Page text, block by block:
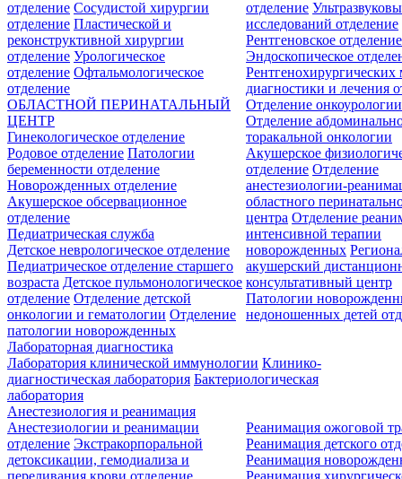
отделение Сосудистой хирургии
отделение Пластической и
реконструктивной хирургии
отделение Урологическое
отделение Офтальмологическое
отделение
отделение
исследований отделение
Рентгеновское отделение
Эндоскопическое
Рентгенохирургических
диагностики и лечения
Отделение онкоурологии
Отделение
торакальной онкологии
ОБЛАСТНОЙ ПЕРИНАТАЛЬНЫЙ
ЦЕНТР
Гинекологическое отделение
Родовое отделение Патологии
беременности отделение
Новорожденных отделение
Акушерское обсервационное
отделение
Акушерское
отделение Отделение
анестезиологии-
областного
центра Отделение
интенсивной терапии
новорожденных
акушерский
консультативный центр
Патологии
недоношенных детей
Педиатрическая служба
Детское неврологическое отделение
Педиатрическое отделение старшего
возраста Детское пульмонологическое
отделение Отделение детской
онкологии и гематологии Отделение
патологии новорожденных
Лабораторная диагностика
Лаборатория клинической иммунологии Клинико-
диагностическая лаборатория Бактериологическая
лаборатория
Анестезиология и реанимация
Анестезиологии и реанимации
отделение Экстракорпоральной
детоксикации, гемодиализа и
переливания крови отделение
Реанимация ожоговой
Реанимация детского
Реанимация
Реанимация